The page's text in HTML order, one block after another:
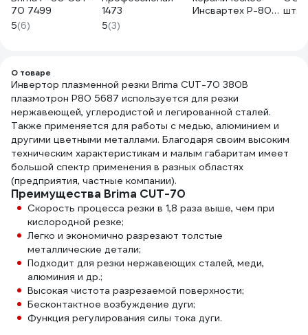
70 7499
5(6)
1473
5(3)
Инсвартех Р-80
шт.)
О товаре
Инвертор плазменной резки Brima CUT-70 380В
плазмотрон P80 5687 используется для резки
нержавеющей, углеродистой и легированной сталей.
Также применяется для работы с медью, алюминием и
другими цветными металлами. Благодаря своим высоким
техническим характеристикам и малым габаритам имеет
большой спектр применения в разных областях
(предприятия, частные компании).
Преимущества Brima CUT-70
Скорость процесса резки в 1,8 раза выше, чем при
кислородной резке;
Легко и экономично разрезают толстые
металлические детали;
Подходит для резки нержавеющих сталей, меди,
алюминия и др.;
Высокая чистота разрезаемой поверхности;
Бесконтактное возбуждение дуги;
Функция регулирования силы тока дуги.